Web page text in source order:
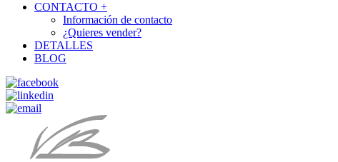
CONTACTO +
Información de contacto
¿Quieres vender?
DETALLES
BLOG